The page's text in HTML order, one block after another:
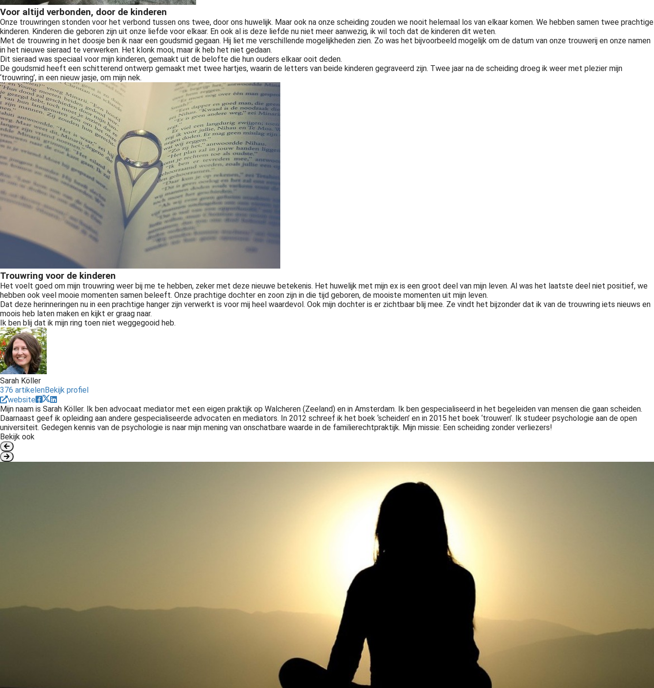
Voor altijd verbonden, door de kinderen
Onze trouwringen stonden voor het verbond tussen ons twee, door ons huwelijk. Maar ook na onze scheiding zouden we nooit helemaal los van elkaar komen. We hebben samen twee prachtige
kinderen. Kinderen die geboren zijn uit onze liefde voor elkaar. En ook al is deze liefde nu niet meer aanwezig, ik wil toch dat de kinderen dit weten.
Met de trouwring in het doosje ben ik naar een goudsmid gegaan. Hij liet me verschillende mogelijkheden zien. Zo was het bijvoorbeeld mogelijk om de datum van onze trouwerij en onze namen
in het nieuwe sieraad te verwerken. Het klonk mooi, maar ik heb het niet gedaan.
Dit sieraad was speciaal voor mijn kinderen, gemaakt uit de belofte die hun ouders elkaar ooit deden.
De goudsmid heeft een schitterend ontwerp gemaakt met twee hartjes, waarin de letters van beide kinderen gegraveerd zijn. Twee jaar na de scheiding droeg ik weer met plezier mijn
‘trouwring’, in een nieuw jasje, om mijn nek.
Trouwring voor de kinderen
Het voelt goed om mijn trouwring weer bij me te hebben, zeker met deze nieuwe betekenis. Het huwelijk met mijn ex is een groot deel van mijn leven. Al was het laatste deel niet positief, we
hebben ook veel mooie momenten samen beleeft. Onze prachtige dochter en zoon zijn in die tijd geboren, de mooiste momenten uit mijn leven.
Dat deze herinneringen nu in een prachtige hanger zijn verwerkt is voor mij heel waardevol. Ook mijn dochter is er zichtbaar blij mee. Ze vindt het bijzonder dat ik van de trouwring iets nieuws en
moois heb laten maken en kijkt er graag naar.
Ik ben blij dat ik mijn ring toen niet weggegooid heb.
Sarah Köller
376 artikelenBekijk profiel
website
Mijn naam is Sarah Köller. Ik ben advocaat mediator met een eigen praktijk op Walcheren (Zeeland) en in Amsterdam. Ik ben gespecialiseerd in het begeleiden van mensen die gaan scheiden.
Daarnaast geef ik opleiding aan andere gespecialiseerde advocaten en mediators. In 2012 schreef ik het boek ‘scheiden’ en in 2015 het boek ‘trouwen’. Ik studeer psychologie aan de open
universiteit. Gedegen kennis van de psychologie is naar mijn mening van onschatbare waarde in de familierechtpraktijk. Mijn missie: Een scheiding zonder verliezers!
Bekijk ook